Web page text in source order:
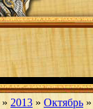
» 2013 » Октябрь »